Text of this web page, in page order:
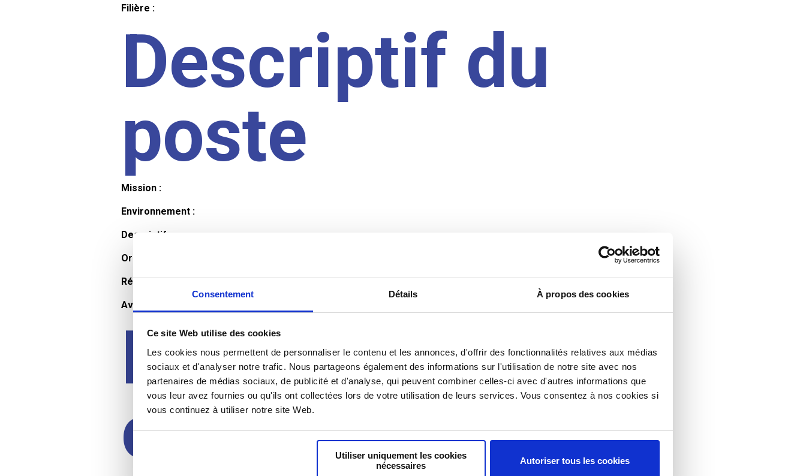
Consentement Détails À propos des cookies
Ce site Web utilise des cookies
Les cookies nous permettent de personnaliser le contenu et les annonces, d'offrir des fonctionnalités relatives aux médias
sociaux et d'analyser notre trafic. Nous partageons également des informations sur l'utilisation de notre site avec nos
partenaires de médias sociaux, de publicité et d'analyse, qui peuvent combiner celles-ci avec d'autres informations que
vous leur avez fournies ou qu'ils ont collectées lors de votre utilisation de leurs services. Vous consentez à nos cookies si
vous continuez à utiliser notre site Web.
Utiliser uniquement les cookies
nécessaires
Autoriser tous les cookies
Filière :
Descriptif du
poste
Mission :
Environnement :
Descriptif :
Organisation et horaires :
Rémunération :
Avantages :
Profil du
candidat